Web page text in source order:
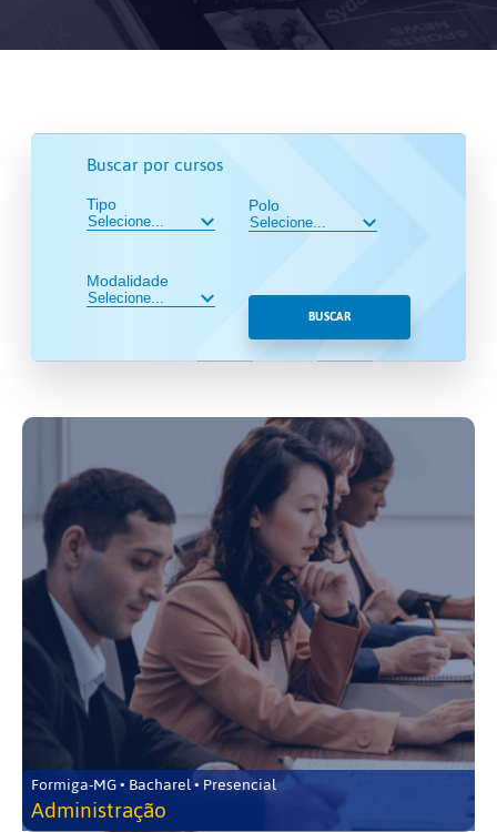
Buscar por cursos
Tipo
Modalidade
Polo
BUSCAR
Formiga-MG • Bacharel • Presencial
Administração